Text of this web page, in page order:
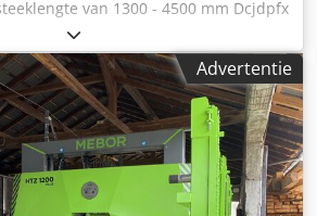
Ideaal voor industriële productie van
informatie • Bouwjaren
– 2017 • Conditie: zeer goed •
juni 2026 • Bezichtiging: tijdens
afspraak mogelijk Deze installatie
aantrekkelijke oplossing voor
zijn naar een complete, krachtige en
van 1300 - 4500 mm Dcjdpfx
van 130 - 350 mm - 100 m3
vermogen 230 kW.
Advertentie